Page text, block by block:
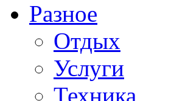
Разное
Отдых
Услуги
Техника